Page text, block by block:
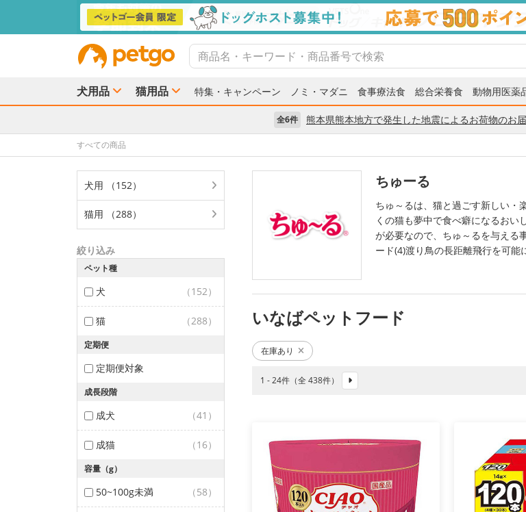
犬用品 猫用品 特集・キャンペーン ノミ・マダニ 食事療法食 総合栄養食 動物用医薬
全6件 熊本県熊本地方で発生した地震によるお荷物のお
すべての商品
犬用 （152）
猫用 （288）
絞り込み
ペット種
犬 （152）
猫 （288）
定期便
定期便対象
成長段階
成犬 （41）
成猫 （16）
容量（g）
50~100g未満 （58）
ちゅーる
ちゅ～るは、猫と過ごす新しい・
くの猫も夢中で食べ癖になるおい
が必要なので、ちゅ～るを与える
ード(4)渡り鳥の長距離飛行を可能
いなばペットフード
在庫あり
1 - 24件（全 438件）